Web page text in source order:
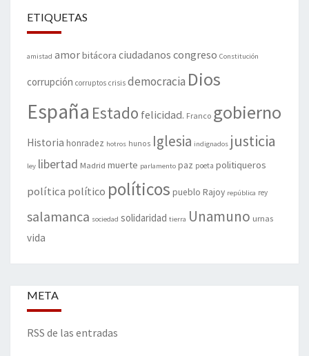
ETIQUETAS
amistad amorbitácora ciudadanos congreso Constitución
corrupción corruptos crisis democracia Dios
España Estado felicidad. Franco gobierno
Historia honradez hotros hunos Iglesia indignados justicia
ley libertad Madrid muerte parlamento paz poeta politiqueros
política político políticos pueblo Rajoy república rey
salamanca sociedad solidaridad tierra Unamuno urnas
vida
META
RSS de las entradas